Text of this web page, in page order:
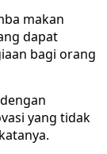
makan
dapat
bagi orang
yang tidak